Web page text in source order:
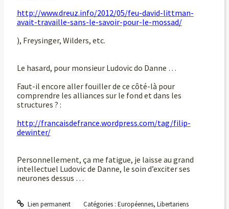
http://www.dreuz.info/2012/05/feu-david-littman-
avait-travaille-sans-le-savoir-pour-le-mossad/
), Freysinger, Wilders, etc.
Le hasard, pour monsieur Ludovic do Danne …
Faut-il encore aller fouiller de ce côté-là pour
comprendre les alliances sur le fond et dans les
structures ? :
http://francaisdefrance.wordpress.com/tag/filip-
dewinter/
Personnellement, ça me fatigue, je laisse au grand
intellectuel Ludovic de Danne, le soin d’exciter ses
neurones dessus …
Lien permanent Catégories : Européennes, Libertariens